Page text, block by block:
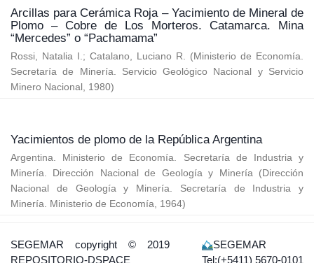
Arcillas para Cerámica Roja – Yacimiento de Mineral de
Plomo – Cobre de Los Morteros. Catamarca. Mina
“Mercedes” o “Pachamama”
Rossi, Natalia I.; Catalano, Luciano R. (Ministerio de Economía.
Secretaría de Minería. Servicio Geológico Nacional y Servicio
Minero Nacional , 1980)
Yacimientos de plomo de la República Argentina
Argentina. Ministerio de Economía. Secretaría de Industria y
Minería. Dirección Nacional de Geología y Minería
(Dirección
Nacional de Geología y Minería. Secretaría de Industria y
Minería. Ministerio de Economía, 1964)
SEGEMAR copyright © 2019
REPOSITORIO-DSPACE
SEGEMAR
Tel:(+5411) 5670-0101